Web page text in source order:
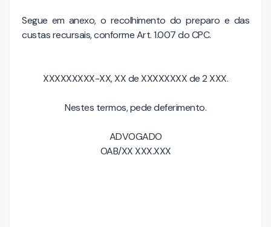
Segue em anexo, o recolhimento do preparo e das
custas recursais, conforme Art. 1.007 do CPC.
XXXXXXXXX-XX, XX de XXXXXXXX de 2 XXX.
Nestes termos, pede deferimento.
ADVOGADO
OAB/XX XXX.XXX